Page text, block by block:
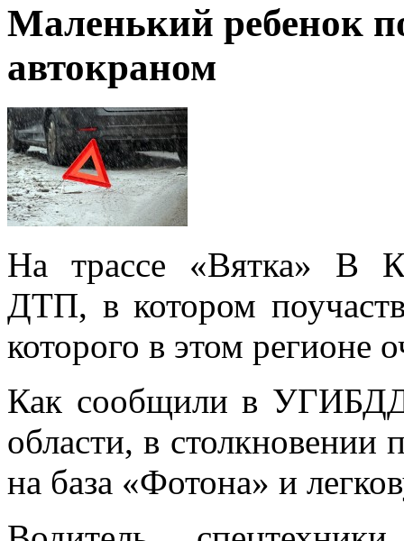
Маленький ребенок
автокраном
На трассе «Вятка» В
ДТП, в котором
которого в этом регионе
Как сообщили в
области, в столкновении
на база «Фотона» и